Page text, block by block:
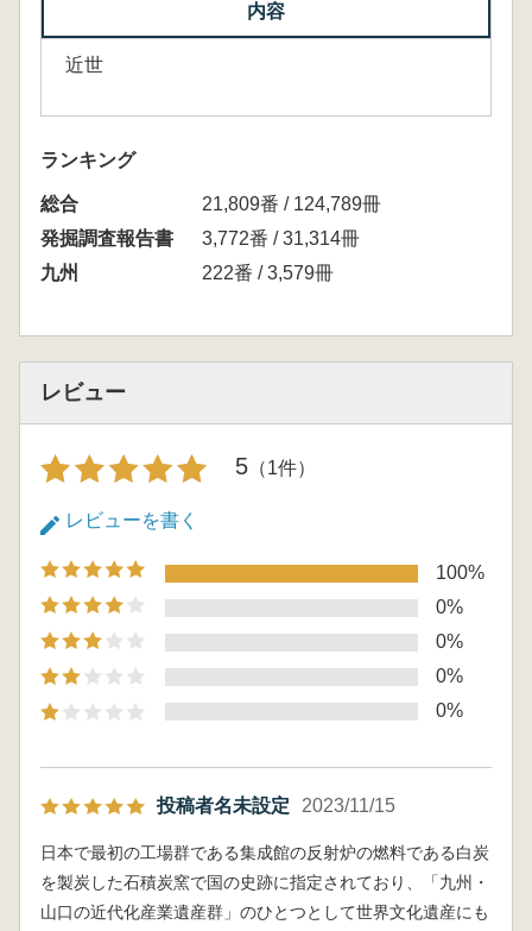
内容
近世
ランキング
総合
21,809番 / 124,789冊
発掘調査報告書
3,772番 / 31,314冊
九州
222番 / 3,579冊
レビュー
5 （1件）
レビューを書く
100%
0%
0%
0%
0%
投稿者名未設定 2023/11/15
日本で最初の工場群である集成館の反射炉の燃料である白炭
を製炭した石積炭窯で国の史跡に指定されており、「九州・
山口の近代化産業遺産群」のひとつとして世界文化遺産にも